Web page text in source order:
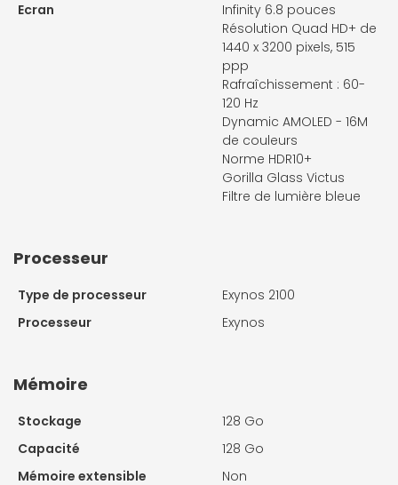
Ecran
Infinity 6.8 pouces
Résolution Quad HD+ de
1440 x 3200 pixels, 515
ppp
Rafraîchissement : 60-
120 Hz
Dynamic AMOLED - 16M
de couleurs
Norme HDR10+
Gorilla Glass Victus
Filtre de lumière bleue
Processeur
Type de processeur
Exynos 2100
Processeur
Exynos
Mémoire
Stockage
128 Go
Capacité
128 Go
Mémoire extensible
Non